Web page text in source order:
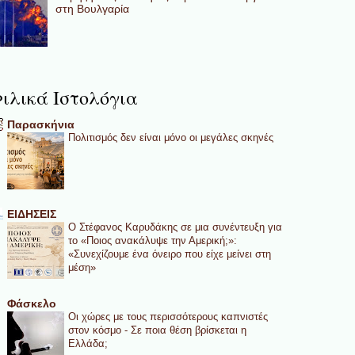
στη Βουλγαρία
Ιστολόγια
Παρασκήνια
Πολιτισμός δεν είναι μόνο οι μεγάλες σκηνές
ΕΙΔΗΣΕΙΣ
Ο Στέφανος Καρυδάκης σε μια συνέντευξη για
το «Ποιος ανακάλυψε την Αμερική;»:
«Συνεχίζουμε ένα όνειρο που είχε μείνει στη
μέση»
Φάσκελο
Οι χώρες με τους περισσότερους καπνιστές
στον κόσμο - Σε ποια θέση βρίσκεται η
Ελλάδα;